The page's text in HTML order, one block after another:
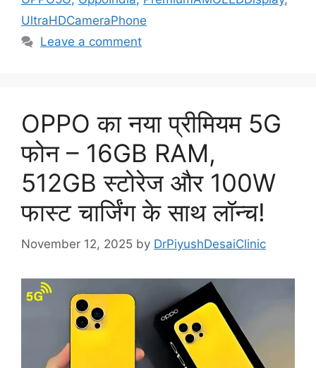
UltraHDCameraPhone
Leave a comment
OPPO का नया प्रीमियम 5G
फोन – 16GB RAM,
512GB स्टोरेज और 100W
फास्ट चार्जिंग के साथ लॉन्च!
November 12, 2025 by DrPiyushDesaiClinic